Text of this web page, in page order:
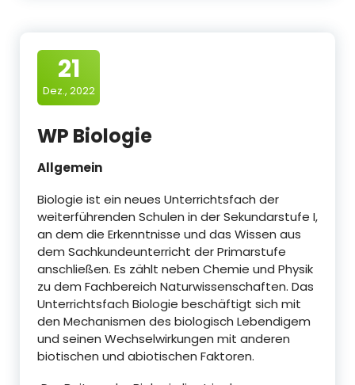
21
Dez., 2022
WP Biologie
Allgemein
Biologie ist ein neues Unterrichtsfach der
weiterführenden Schulen in der Sekundarstufe I,
an dem die Erkenntnisse und das Wissen aus
dem Sachkundeunterricht der Primarstufe
anschließen. Es zählt neben Chemie und Physik
zu dem Fachbereich Naturwissenschaften. Das
Unterrichtsfach Biologie beschäftigt sich mit
den Mechanismen des biologisch Lebendigem
und seinen Wechselwirkungen mit anderen
biotischen und abiotischen Faktoren.